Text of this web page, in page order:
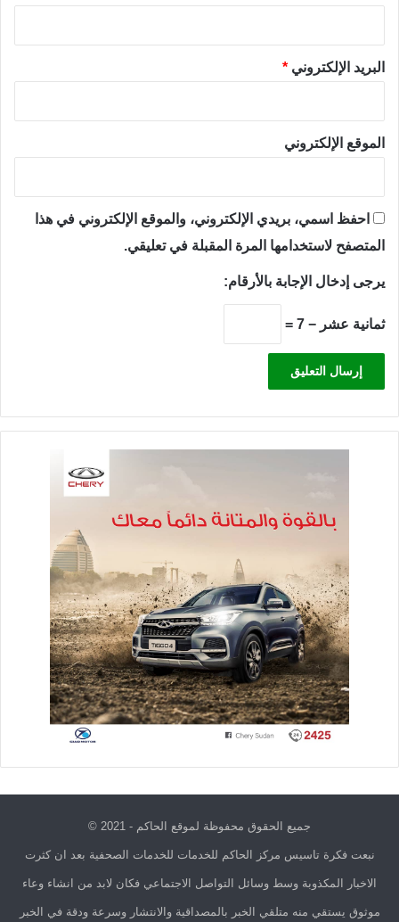
البريد الإلكتروني *
الموقع الإلكتروني
احفظ اسمي، بريدي الإلكتروني، والموقع الإلكتروني في هذا
المتصفح لاستخدامها المرة المقبلة في تعليقي.
يرجى إدخال الإجابة بالأرقام:
ثمانية عشر − 7 =
جميع الحقوق محفوظة لموقع الحاكم - 2021 ©
نبعت فكرة تاسيس مركز الحاكم للخدمات للخدمات الصحفية بعد ان كثرت
الاخبار المكذوبة وسط وسائل التواصل الاجتماعي فكان لابد من انشاء وعاء
موثوق يستقي منه متلقي الخبر بالمصداقية والانتشار وسرعة ودقة في الخبر